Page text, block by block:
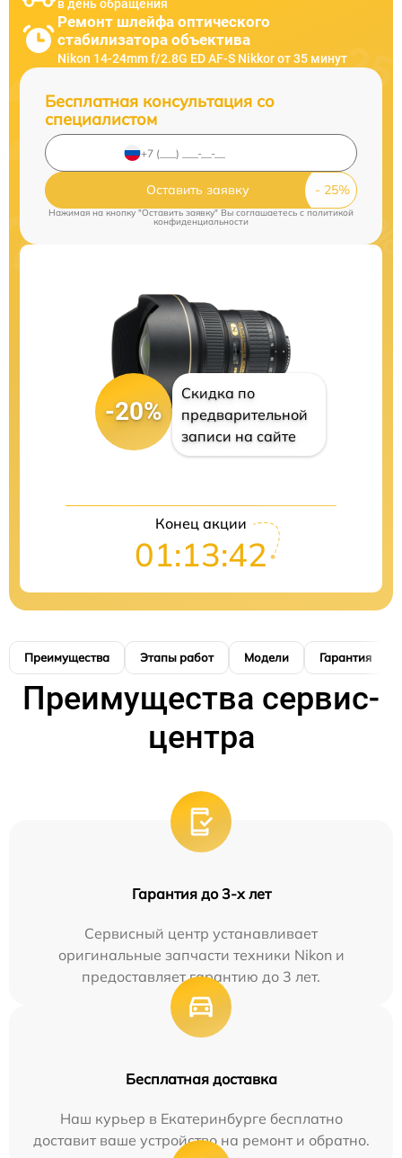
в день обращения
Ремонт шлейфа оптического
стабилизатора объектива
Nikon 14-24mm f/2.8G ED AF-S Nikkor от 35 минут
Бесплатная консультация со
специалистом
Оставить заявку
Нажимая на кнопку "Оставить заявку" Вы соглашаетесь cполитикой
конфиденциальности
-20%
Скидка по
предварительной
записи на сайте
Конец акции
01:13:41
Преимущества Этапы работ Модели Гарантия
Преимущества сервис-
центра
Гарантия до 3-х лет
Сервисный центр устанавливает
оригинальные запчасти техники Nikon и
предоставляет гарантию до 3 лет.
Бесплатная доставка
Наш курьер в Екатеринбурге бесплатно
доставит ваше устройство на ремонт и обратно.